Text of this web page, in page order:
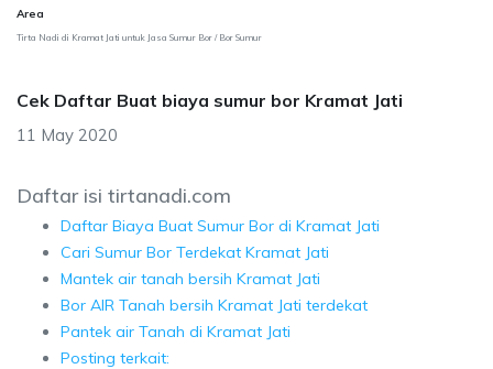
Area
Tirta Nadi di Kramat Jati untuk Jasa Sumur Bor / Bor Sumur
Cek Daftar Buat biaya sumur bor Kramat Jati
11 May 2020
Daftar isi tirtanadi.com
Daftar Biaya Buat Sumur Bor di Kramat Jati
Cari Sumur Bor Terdekat Kramat Jati
Mantek air tanah bersih Kramat Jati
Bor AIR Tanah bersih Kramat Jati terdekat
Pantek air Tanah di Kramat Jati
Posting terkait: